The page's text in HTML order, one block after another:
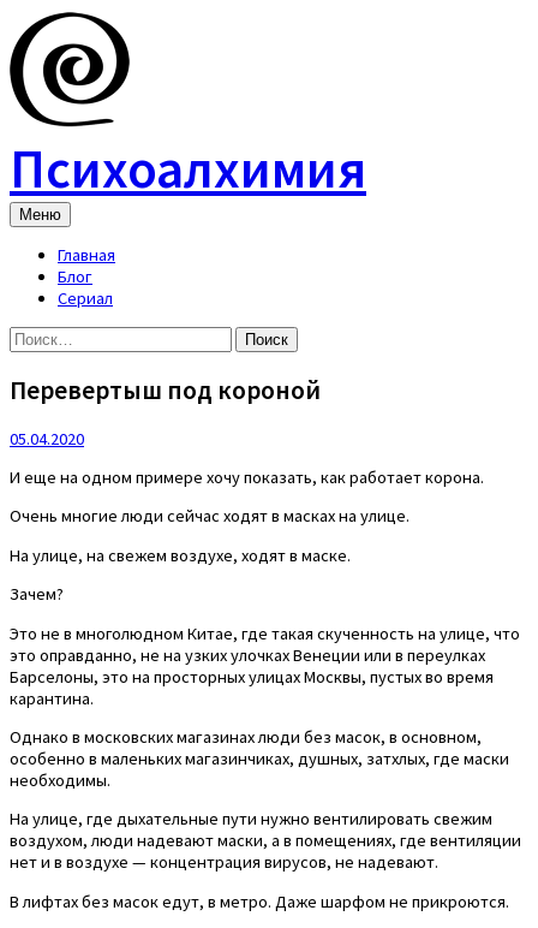
Skip
to
content
Психоалхимия
Меню
Главная
Блог
Сериал
Найти:
Перевертыш под короной
05.04.2020
И еще на одном примере хочу показать, как работает корона.
Очень многие люди сейчас ходят в масках на улице.
На улице, на свежем воздухе, ходят в маске.
Зачем?
Это не в многолюдном Китае, где такая скученность на улице, что
это оправданно, не на узких улочках Венеции или в переулках
Барселоны, это на просторных улицах Москвы, пустых во время
карантина.
Однако в московских магазинах люди без масок, в основном,
особенно в маленьких магазинчиках, душных, затхлых, где маски
необходимы.
На улице, где дыхательные пути нужно вентилировать свежим
воздухом, люди надевают маски, а в помещениях, где вентиляции
нет и в воздухе — концентрация вирусов, не надевают.
В лифтах без масок едут, в метро. Даже шарфом не прикроются.